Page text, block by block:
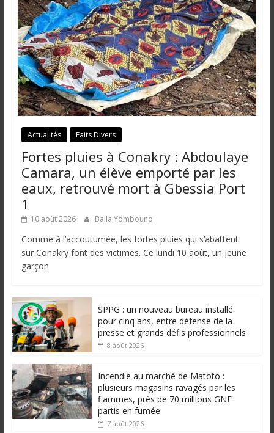
Actualités Faits Divers
Fortes pluies à Conakry : Abdoulaye
Camara, un élève emporté par les
eaux, retrouvé mort à Gbessia Port
1
10 août 2026 Balla Yombouno
Comme à l’accoutumée, les fortes pluies qui s’abattent
sur Conakry font des victimes. Ce lundi 10 août, un jeune
garçon
SPPG : un nouveau bureau installé
pour cinq ans, entre défense de la
presse et grands défis professionnels
8 août 2026
Incendie au marché de Matoto :
plusieurs magasins ravagés par les
flammes, près de 70 millions GNF
partis en fumée
7 août 2026